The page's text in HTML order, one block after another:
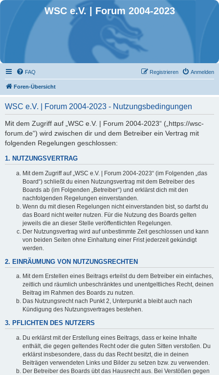
WSC e.V. | Forum 2004-2023
FAQ Anmelden
Registrieren
Foren-Übersicht
WSC e.V. | Forum 2004-2023 - Nutzungsbedingungen
Mit dem Zugriff auf „WSC e.V. | Forum 2004-2023“ („https://wsc-
forum.de“) wird zwischen dir und dem Betreiber ein Vertrag mit
folgenden Regelungen geschlossen:
1. NUTZUNGSVERTRAG
Mit dem Zugriff auf „WSC e.V. | Forum 2004-2023“ (im Folgenden „das
Board“) schließt du einen Nutzungsvertrag mit dem Betreiber des
Boards ab (im Folgenden „Betreiber“) und erklärst dich mit den
nachfolgenden Regelungen einverstanden.
Wenn du mit diesen Regelungen nicht einverstanden bist, so darfst du
das Board nicht weiter nutzen. Für die Nutzung des Boards gelten
jeweils die an dieser Stelle veröffentlichten Regelungen.
Der Nutzungsvertrag wird auf unbestimmte Zeit geschlossen und kann
von beiden Seiten ohne Einhaltung einer Frist jederzeit gekündigt
werden.
2. EINRÄUMUNG VON NUTZUNGSRECHTEN
Mit dem Erstellen eines Beitrags erteilst du dem Betreiber ein einfaches,
zeitlich und räumlich unbeschränktes und unentgeltliches Recht, deinen
Beitrag im Rahmen des Boards zu nutzen.
Das Nutzungsrecht nach Punkt 2, Unterpunkt a bleibt auch nach
Kündigung des Nutzungsvertrages bestehen.
3. PFLICHTEN DES NUTZERS
Du erklärst mit der Erstellung eines Beitrags, dass er keine Inhalte
enthält, die gegen geltendes Recht oder die guten Sitten verstoßen. Du
erklärst insbesondere, dass du das Recht besitzt, die in deinen
Beiträgen verwendeten Links und Bilder zu setzen bzw. zu verwenden.
Der Betreiber des Boards übt das Hausrecht aus. Bei Verstößen gegen